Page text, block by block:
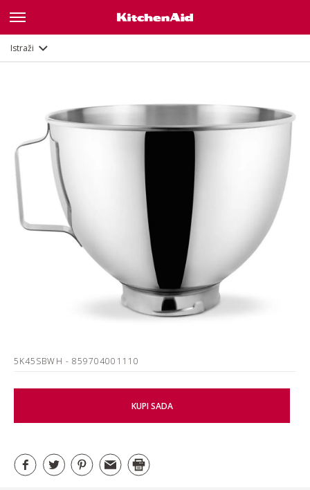
Istraži
5K45SBWH - 859704001110
KUPI SADA